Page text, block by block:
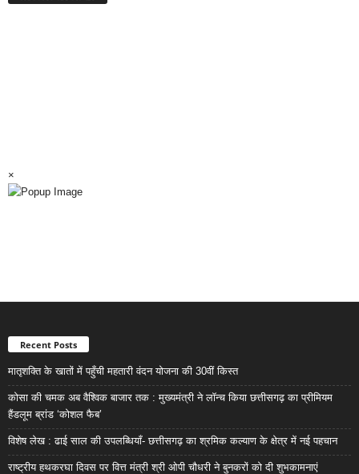
×
Recent Posts
मातृशक्ति के खातों में पहुँची महतारी वंदन योजना की 30वीं किस्त
कोसा की चमक अब वैश्विक बाजार तक : मुख्यमंत्री ने लॉन्च किया छत्तीसगढ़ का प्रीमियम
हैंडलूम ब्रांड ‘कोशल फैब’
विशेष लेख : ढाई साल की उपलब्धियाँ- छत्तीसगढ़ का श्रमिक कल्याण के क्षेत्र में नई पहचान
राष्ट्रीय हथकरघा दिवस पर वित्त मंत्री श्री ओपी चौधरी ने बुनकरों को दी शुभकामनाएं